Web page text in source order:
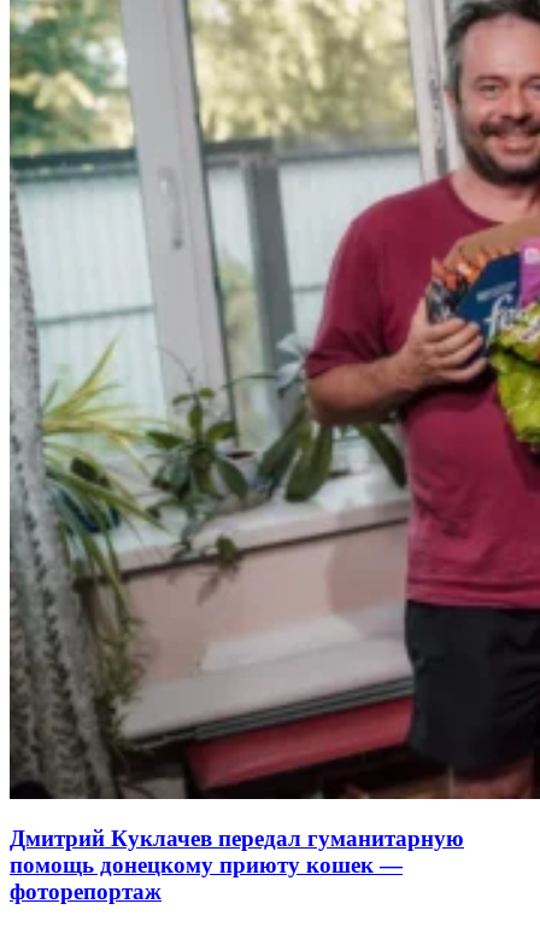
Дмитрий Куклачев передал гуманитарную
помощь донецкому приюту кошек —
фоторепортаж